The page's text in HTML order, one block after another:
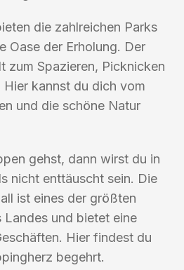
die zahlreichen Parks
Oase der Erholung. Der
zum Spazieren, Picknicken
Hier kannst du dich vom
und die schöne Natur
gehst, dann wirst du in
nicht enttäuscht sein. Die
ist eines der größten
Landes und bietet eine
Hier findest du
begehrt.